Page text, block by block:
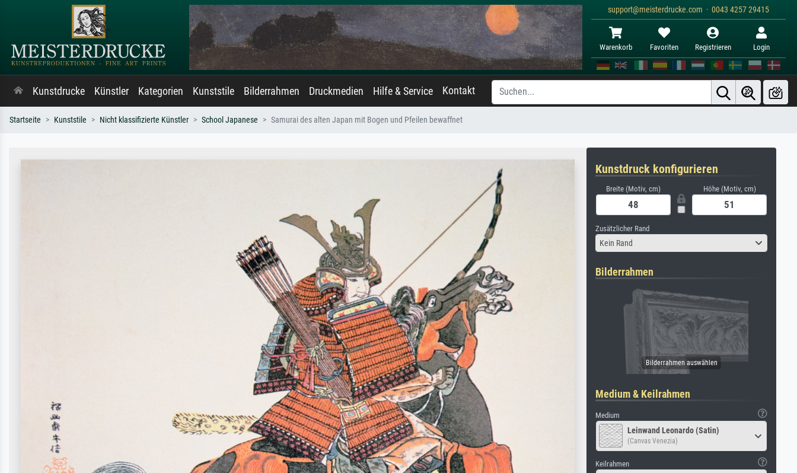
support@meisterdrucke.com · 0043 4257 29415
Warenkorb Favoriten Registrieren Login
Kunstdrucke Künstler Kategorien Kunststile Bilderrahmen Druckmedien Hilfe & Service Kontakt
Startseite Kunststile Nicht klassifizierte Künstler School Japanese Samurai des alten Japan mit Bogen und Pfeilen bewaffnet
Kunstdruck konfigurieren
Breite (Motiv, cm) Höhe (Motiv, cm)
Zusätzlicher Rand
Kein Rand
Bilderrahmen
Medium & Keilrahmen
Medium
Leinwand Leonardo (Satin)
(Canvas Venezia)
Keilrahmen